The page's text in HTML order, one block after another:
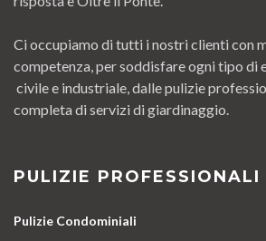
Ci occupiamo di tutti i nostri clienti con
competenza, per soddisfare ogni tipo di
civile e industriale, dalle pulizie
completa di servizi di giardinaggio.
PULIZIE PROFESSIONALI
Pulizie Condominiali